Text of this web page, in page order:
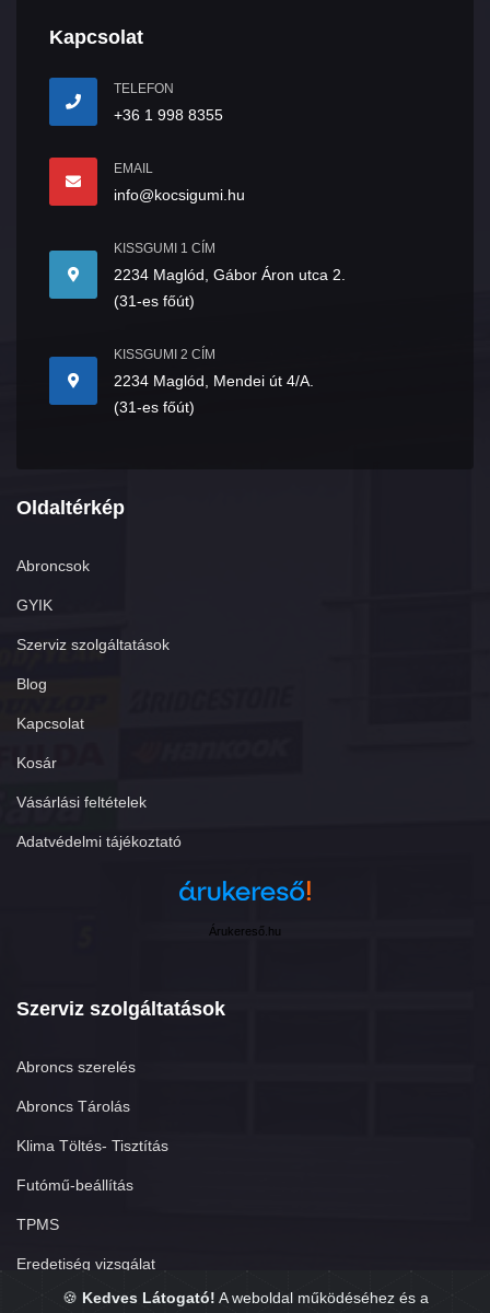
🍪 Kedves Látogató! A weboldal működéséhez és a
Kapcsolat
TELEFON
+36 1 998 8355
EMAIL
info@kocsigumi.hu
KISSGUMI 1 CÍM
2234 Maglód, Gábor Áron utca 2.
(31-es főút)
KISSGUMI 2 CÍM
2234 Maglód, Mendei út 4/A.
(31-es főút)
Oldaltérkép
Abroncsok
GYIK
Szerviz szolgáltatások
Blog
Kapcsolat
Kosár
Vásárlási feltételek
Adatvédelmi tájékoztató
Árukereső.hu
Szerviz szolgáltatások
Abroncs szerelés
Abroncs Tárolás
Klima Töltés- Tisztítás
Futómű-beállítás
TPMS
Eredetiség vizsgálat